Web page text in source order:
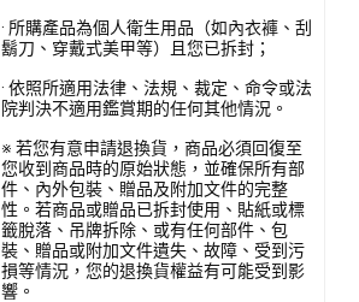
· 所購產品為個人衛生用品（如內衣褲、刮
鬍刀、穿戴式美甲等）且您已拆封；
· 依照所適用法律、法規、裁定、命令或法
院判決不適用鑑賞期的任何其他情況。
※ 若您有意申請退換貨，商品必須回復至
您收到商品時的原始狀態，並確保所有部
件、內外包裝、贈品及附加文件的完整
性。若商品或贈品已拆封使用、貼紙或標
籤脫落、吊牌拆除、或有任何部件、包
裝、贈品或附加文件遺失、故障、受到污
損等情況，您的退換貨權益有可能受到影
響。